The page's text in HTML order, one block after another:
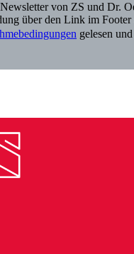
von ZS und Dr.
über den Link im Footer
gelesen